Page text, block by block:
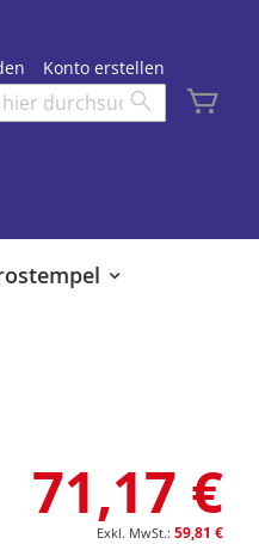
Konto erstellen
Search
71,17 €
59,81 €